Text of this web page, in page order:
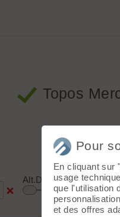
Topos
Topos
Alt.Départ
Pour
En cliquant sur
usage
que l'utilisation
et des offres